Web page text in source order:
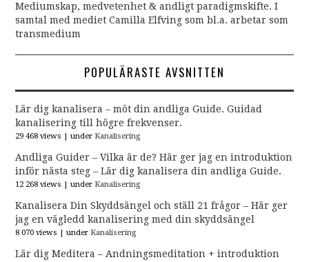
Mediumskap, medvetenhet & andligt paradigmskifte. I
samtal med mediet Camilla Elfving som bl.a. arbetar som
transmedium
POPULÄRASTE AVSNITTEN
Lär dig kanalisera – möt din andliga Guide. Guidad
kanalisering till högre frekvenser.
29 468 views |under Kanalisering
Andliga Guider – Vilka är de? Här ger jag en introduktion
inför nästa steg – Lär dig kanalisera din andliga Guide.
12 268 views |under Kanalisering
Kanalisera Din Skyddsängel och ställ 21 frågor – Här ger
jag en vägledd kanalisering med din skyddsängel
8 070 views |under Kanalisering
Lär dig Meditera – Andningsmeditation + introduktion